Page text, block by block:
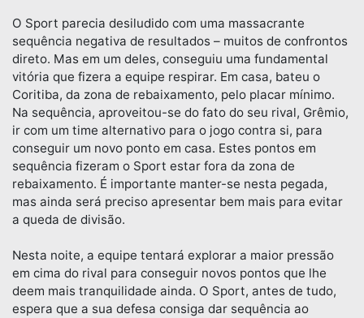
O Sport parecia desiludido com uma massacrante
sequência negativa de resultados – muitos de confrontos
direto. Mas em um deles, conseguiu uma fundamental
vitória que fizera a equipe respirar. Em casa, bateu o
Coritiba, da zona de rebaixamento, pelo placar mínimo.
Na sequência, aproveitou-se do fato do seu rival, Grêmio,
ir com um time alternativo para o jogo contra si, para
conseguir um novo ponto em casa. Estes pontos em
sequência fizeram o Sport estar fora da zona de
rebaixamento. É importante manter-se nesta pegada,
mas ainda será preciso apresentar bem mais para evitar
a queda de divisão.
Nesta noite, a equipe tentará explorar a maior pressão
em cima do rival para conseguir novos pontos que lhe
deem mais tranquilidade ainda. O Sport, antes de tudo,
espera que a sua defesa consiga dar sequência ao